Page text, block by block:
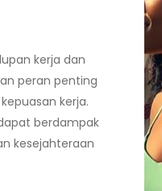
kerja dan
peran penting
kerja.
berdampak
kesejahteraan